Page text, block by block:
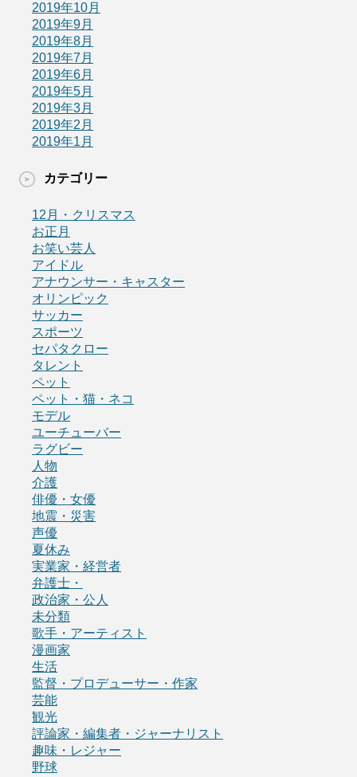
2019年10月
2019年9月
2019年8月
2019年7月
2019年6月
2019年5月
2019年3月
2019年2月
2019年1月
カテゴリー
12月・クリスマス
お正月
お笑い芸人
アイドル
アナウンサー・キャスター
オリンピック
サッカー
スポーツ
セパタクロー
タレント
ペット
ペット・猫・ネコ
モデル
ユーチューバー
ラグビー
人物
介護
俳優・女優
地震・災害
声優
夏休み
実業家・経営者
弁護士・
政治家・公人
未分類
歌手・アーティスト
漫画家
生活
監督・プロデューサー・作家
芸能
観光
評論家・編集者・ジャーナリスト
趣味・レジャー
野球